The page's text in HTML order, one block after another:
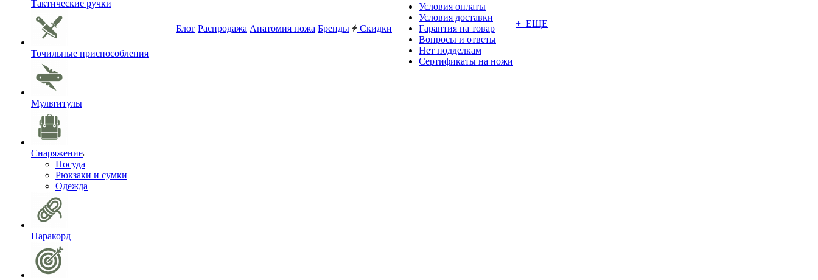
Тактические ручки
Точильные приспособления
Мультитулы
Снаряжение
Посуда
Рюкзаки и сумки
Одежда
Паракорд
Блог Распродажа Анатомия ножа Бренды Скидки
Условия оплаты
Условия доставки
Гарантия на товар
Вопросы и ответы
Нет подделкам
Сертификаты на ножи
+ ЕЩЕ